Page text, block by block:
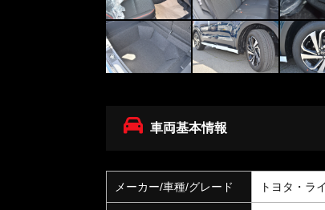
車両基本情報
メーカー/車種/グレード トヨタ・ラ